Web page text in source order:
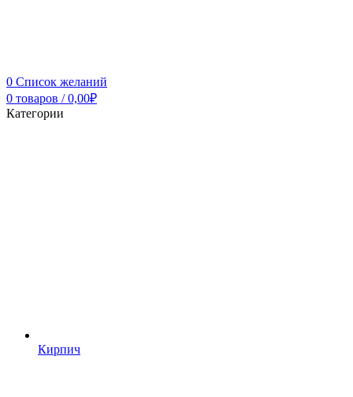
0 Список желаний
0 товаров / 0,00₽
Категории
Кирпич